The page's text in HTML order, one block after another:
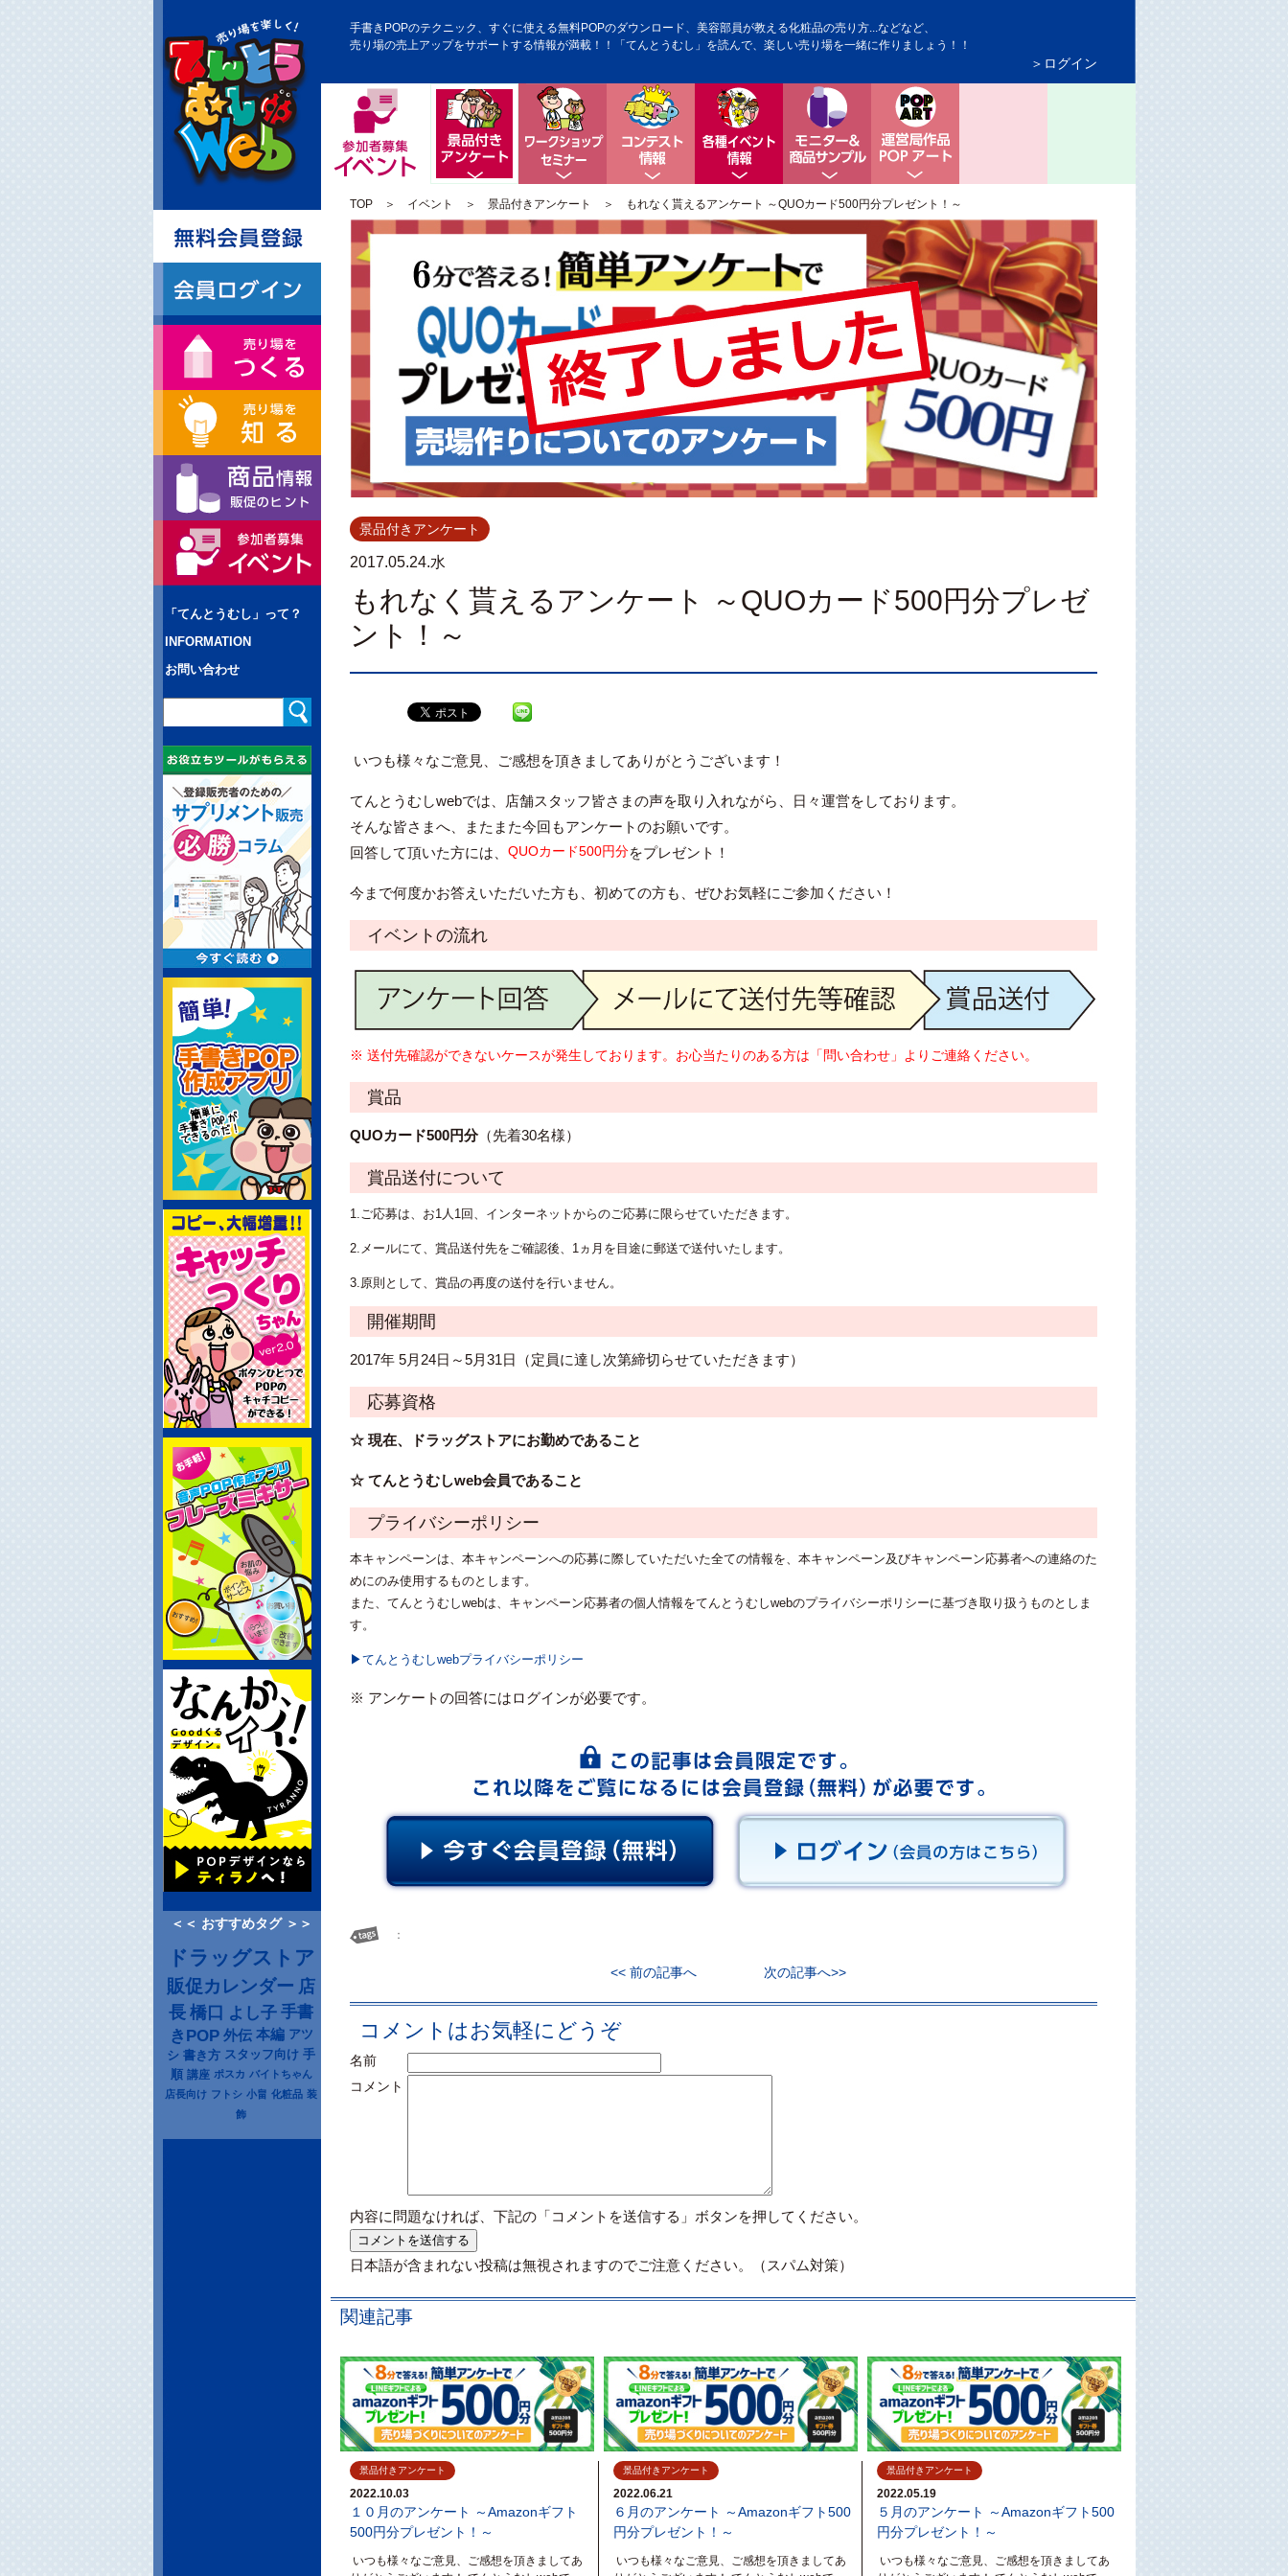
手書きPOPのテクニック、すぐに使える無料POPのダウンロード、美容部員が教える化粧品の売り方...などなど、
売り場の売上アップをサポートする情報が満載！！「てんとうむし」を読んで、楽しい売り場を一緒に作りましょう！！
＞ログイン
景品付きアンケートワークショップ・セミナー
コンテスト情報 各種イベント情報モニター＆商品サンプル
TOP＞ イベント ＞ 景品付きアンケート ＞ もれなく貰えるアンケート ～QUOカード500円分プレゼント！～
「てんとうむし」って？
INFORMATION
お問い合わせ
＜＜ おすすめタグ ＞＞
ドラッグストア
販促カレンダー 店
長 橋口 よし子 手書
きPOP 外伝 本編 アツ
シ 書き方 スタッフ向け 手
順 講座 ポスカ バイトちゃん
店長向け フトシ 小畠 化粧品 装
飾
景品付きアンケート
2017.05.24.水
もれなく貰えるアンケート ～QUOカード500円分プレゼ
ント！～
いつも様々なご意見、ご感想を頂きましてありがとうございます！
てんとうむしwebでは、店舗スタッフ皆さまの声を取り入れながら、日々運営をしております。
そんな皆さまへ、またまた今回もアンケートのお願いです。
回答して頂いた方には、 QUOカード500円分をプレゼント！
今まで何度かお答えいただいた方も、初めての方も、ぜひお気軽にご参加ください！
イベントの流れ
※ 送付先確認ができないケースが発生しております。お心当たりのある方は 「問い合わせ」 よりご連絡ください。
賞品
QUOカード500円分（先着30名様）
賞品送付について
1.ご応募は、お1人1回、インターネットからのご応募に限らせていただきます。
2.メールにて、賞品送付先をご確認後、1ヵ月を目途に郵送で送付いたします。
3.原則として、賞品の再度の送付を行いません。
開催期間
2017年 5月24日～5月31日（定員に達し次第締切らせていただきます）
応募資格
☆ 現在、ドラッグストアにお勤めであること
☆ てんとうむしweb会員であること
プライバシーポリシー
本キャンペーンは、本キャンペーンへの応募に際していただいた全ての情報を、本キャンペーン及びキャンペーン応募者への連絡のた
めにのみ使用するものとします。
また、てんとうむしwebは、キャンペーン応募者の個人情報をてんとうむしwebのプライバシーポリシーに基づき取り扱うものとしま
す。
▶てんとうむしwebプライバシーポリシー
※ アンケートの回答にはログインが必要です。
：
<< 前の記事へ 次の記事へ>>
コメントはお気軽にどうぞ
名前
コメント
内容に問題なければ、下記の「コメントを送信する」ボタンを押してください。
日本語が含まれない投稿は無視されますのでご注意ください。（スパム対策）
関連記事
景品付きアンケート
2022.10.03
１０月のアンケート ～Amazonギフト
500円分プレゼント！～
いつも様々なご意見、ご感想を頂きましてあ
景品付きアンケート
2022.06.21
６月のアンケート ～Amazonギフト500
円分プレゼント！～
いつも様々なご意見、ご感想を頂きましてあ
景品付きアンケート
2022.05.19
５月のアンケート ～Amazonギフト500
円分プレゼント！～
いつも様々なご意見、ご感想を頂きましてあ